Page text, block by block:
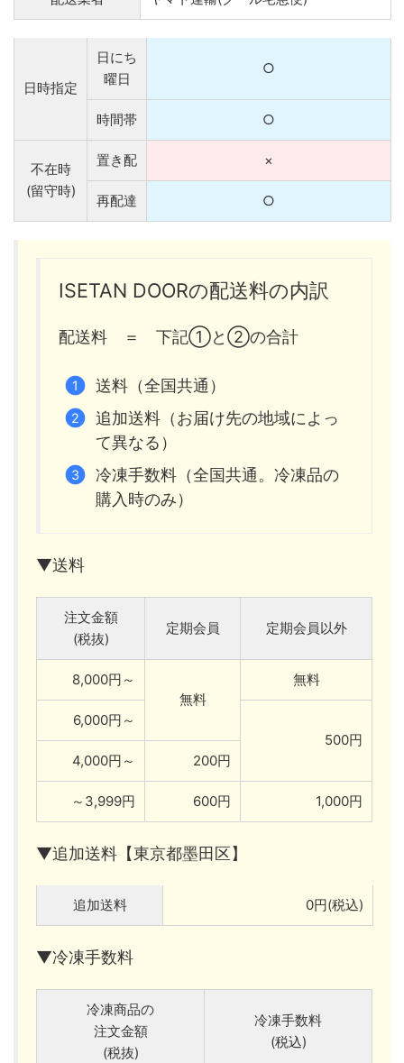
日時指定
日にち
曜日
○
時間帯 ○
不在時
(留守時)
置き配 ×
再配達 ○
ISETAN DOORの配送料の内訳
配送料 ＝ 下記①と②の合計
送料（全国共通）
追加送料（お届け先の地域によっ
て異なる）
冷凍手数料（全国共通。冷凍品の
購入時のみ）
▼送料
注文金額
(税抜)
定期会員 定期会員以外
8,000円～
無料
無料
6,000円～
500円
4,000円～
200円
～3,999円 600円 1,000円
▼追加送料【東京都墨田区】
追加送料 0円(税込)
▼冷凍手数料
冷凍商品の
注文金額
(税抜)
冷凍手数料
(税込)